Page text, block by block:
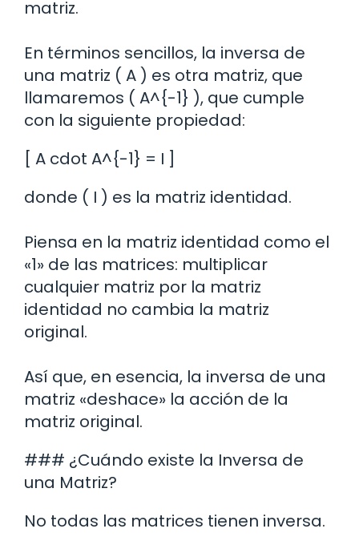
matriz.
En términos sencillos, la inversa de
una matriz ( A ) es otra matriz, que
llamaremos ( A^{-1} ), que cumple
con la siguiente propiedad:
[ A cdot A^{-1} = I ]
donde ( I ) es la matriz identidad.
Piensa en la matriz identidad como el
«1» de las matrices: multiplicar
cualquier matriz por la matriz
identidad no cambia la matriz
original.
Así que, en esencia, la inversa de una
matriz «deshace» la acción de la
matriz original.
### ¿Cuándo existe la Inversa de
una Matriz?
No todas las matrices tienen inversa.